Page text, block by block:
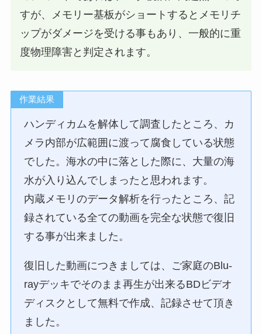
すが、メモリー基板がショートするとメモリチ
ップがダメージを受ける事もあり、一般的に重
度物理障害と判定されます。
作業結果
ハンディカムを解体して調査したところ、カ
メラ内部が広範囲に渡って腐食している状態
でした。海水の中に落とした際に、大量の海
水が入り込んでしまったと思われます。
内蔵メモリのデータ解析を行ったところ、記
録されている全ての動画を完全な状態で復旧
する事が出来ました。
復旧した動画につきましては、ご家庭のBlu-
rayデッキでそのまま再生が出来るBDビデオ
ディスクとして無料で作成、記録させて頂き
ました。